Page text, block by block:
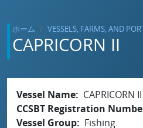
ホーム VESSELS, FARMS, AND
CAPRICORN II
Vessel Name
CAPRICORN II
CCSBT Registration
Vessel Group
Fishing